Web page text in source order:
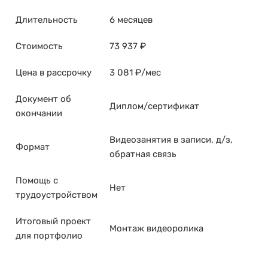
Длительность 6 месяцев
Стоимость 73 937 ₽
Цена в рассрочку 3 081 ₽/мес
Документ об
окончании
Диплом/сертификат
Формат
Видеозанятия в записи, д/з,
обратная связь
Помощь с
трудоустройством
Нет
Итоговый проект
для портфолио
Монтаж видеоролика